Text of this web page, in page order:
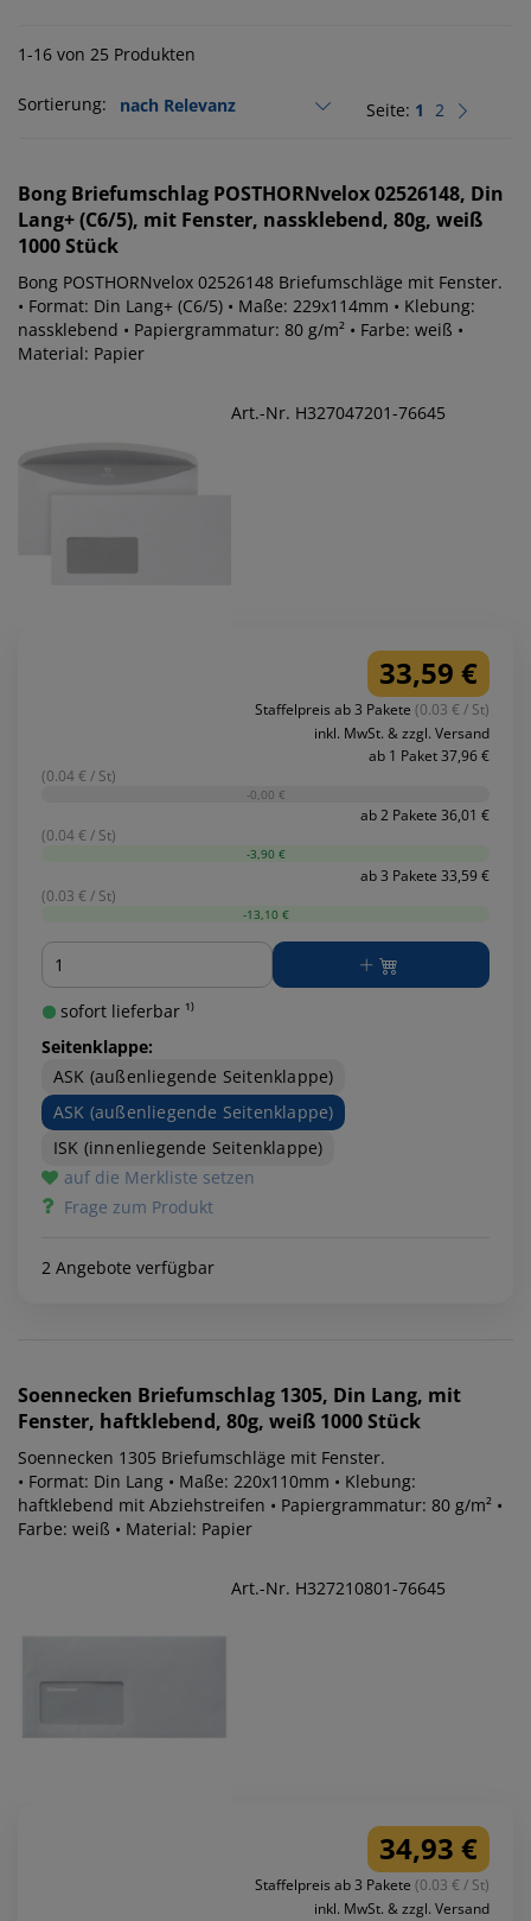
1-16 von 25 Produkten
Sortierung: Seite: 1 2
Bong Briefumschlag POSTHORNvelox 02526148, Din
Lang+ (C6/5), mit Fenster, nassklebend, 80g, weiß
1000 Stück
Bong POSTHORNvelox 02526148 Briefumschläge mit Fenster.
• Format: Din Lang+ (C6/5) • Maße: 229x114mm • Klebung:
nassklebend • Papiergrammatur: 80 g/m² • Farbe: weiß •
Material: Papier
Art.-Nr. H327047201-76645
33,59 €
Staffelpreis ab 3 Pakete (0.03 € / St)
inkl. MwSt. & zzgl. Versand
ab 1 Paket 37,96 €
(0.04 € / St)
-0,00 €
ab 2 Pakete 36,01 €
(0.04 € / St)
-3,90 €
ab 3 Pakete 33,59 €
(0.03 € / St)
-13,10 €
Menge
sofort lieferbar ¹⁾
Seitenklappe:
ASK (außenliegende Seitenklappe)
ASK (außenliegende Seitenklappe)
ISK (innenliegende Seitenklappe)
auf die Merkliste setzen
Frage zum Produkt
2 Angebote verfügbar
Soennecken Briefumschlag 1305, Din Lang, mit
Fenster, haftklebend, 80g, weiß 1000 Stück
Soennecken 1305 Briefumschläge mit Fenster.
• Format: Din Lang • Maße: 220x110mm • Klebung:
haftklebend mit Abziehstreifen • Papiergrammatur: 80 g/m² •
Farbe: weiß • Material: Papier
Art.-Nr. H327210801-76645
34,93 €
Staffelpreis ab 3 Pakete (0.03 € / St)
inkl. MwSt. & zzgl. Versand